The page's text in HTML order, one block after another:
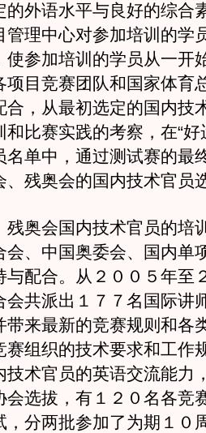
的外语水平与良好的综合
管理中心对参加培训的学
使参加培训的学员从一开
项目竞赛团队和国家体育
合，从最初选定的国内技
比赛实践的考察，在“好
名单中，通过测试赛的最
、残奥会的国内技术官员
奥会国内技术官员的培
会、中国奥委会、国内单
与配合。从２００５年至
会共派出１７７名国际讲
带来最新的竞赛规则和各
赛组织的技术要求和工作
技术官员的英语交流能力
会选拔，有１２０名各竞
，分两批参加了为期１０